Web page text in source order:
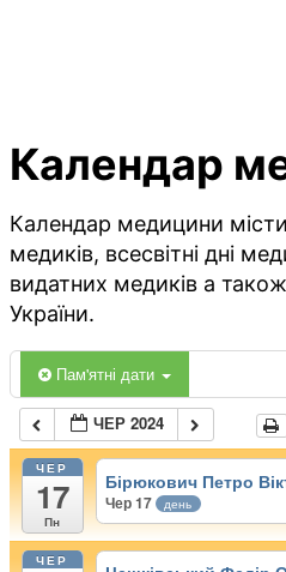
Календар
Календар медицини
медиків, всесвітні дні
видатних медиків а
України.
Пам'ятні дати
ЧЕР 2024
ЧЕР
17
Пн
Бірюкович Петро
Чер 17 день
ЧЕР